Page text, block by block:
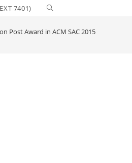
7401)
Toggle
Post Award in ACM SAC 2015